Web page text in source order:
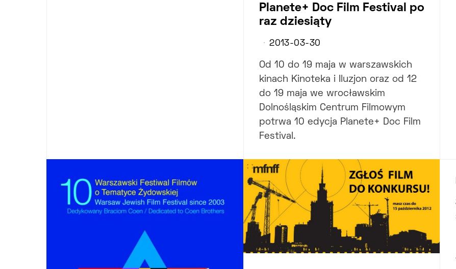
Planete+ Doc Film Festival po
raz dziesiąty
2013-03-30
Od 10 do 19 maja w warszawskich
kinach Kinoteka i Iluzjon oraz od 12
do 19 maja we wrocławskim
Dolnośląskim Centrum Filmowym
potrwa 10 edycja Planete+ Doc Film
Festival.